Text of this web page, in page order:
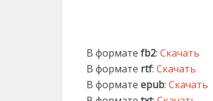
В формате fb2: Скачать
В формате rtf: Скачать
В формате epub: Скачать